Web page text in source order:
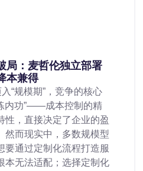
局：麦哲伦独立部署
本兼得
“规模期”，竞争的核心
内功”——成本控制的精
性，直接决定了企业的盈
然而现实中，多数规模型
要通过定制化流程打造服
本无法适配；选择定制化